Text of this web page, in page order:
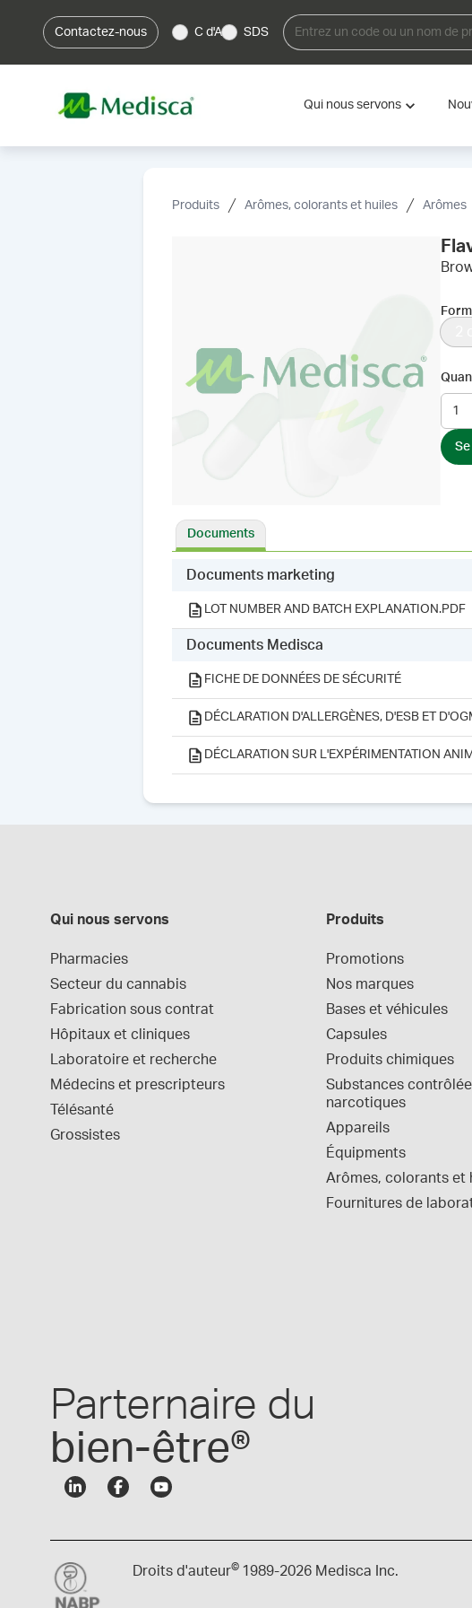
Contactez-nous C d'A SDS
Qui nous servons
Produits Arômes, colorants et huiles Arômes
Documents
Documents marketing
LOT NUMBER AND BATCH EXPLANATION.PDF
Documents Medisca
FICHE DE DONNÉES DE SÉCURITÉ
DÉCLARATION D'ALLERGÈNES, D'ESB ET
DÉCLARATION SUR L'EXPÉRIMENTATION
Qui nous servons
Pharmacies
Secteur du cannabis
Fabrication sous contrat
Hôpitaux et cliniques
Laboratoire et recherche
Médecins et prescripteurs
Télésanté
Grossistes
Produits
Promotions
Nos marques
Bases et véhicules
Capsules
Produits chimiques
Substances
narcotiques
Appareils
Équipments
Arômes, colorants et
Fournitures de
Parternaire du
bien-être®
Droits d'auteur© 1989-2026 Medisca Inc.